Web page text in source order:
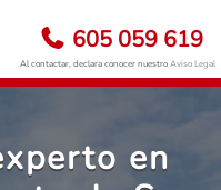
605 059 619
Al contactar, declara conocer nuestroAviso Legal
en